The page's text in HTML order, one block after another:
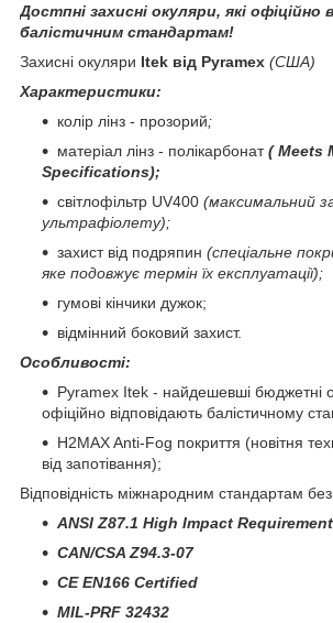
Достпні захисні окуляри, які офіційно
балістичним стандартам!
Захисні окуляри Itek від Pyramex (США)
Характеристики:
колір лінз - прозорий;
матеріал лінз - полікарбонат(Meets
Specifications);
світлофільтр UV400 (максимальний
ультрафіолету);
захист від подряпин (спеціальне
яке подовжує термін їх експлуатації);
гумові кінчики дужок;
відмінний боковий захист.
Особливості:
Pyramex Itek - найдешевші бюджетні
офіційно відповідають балістичному
H2MAX Anti-Fog покриття (новітня
від запотівання);
Відповідність міжнародним стандартам
ANSI Z87.1 High Impact
CAN/CSA Z94.3-07
CE EN166 Certified
MIL-PRF 32432